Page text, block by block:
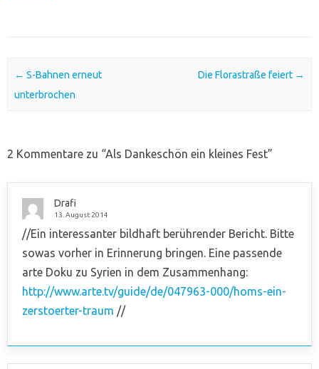
Post navigation
← S-Bahnen erneut
unterbrochen
Die Florastraße feiert →
2 Kommentare zu “Als Dankeschön ein kleines Fest”
Drafi
13. August 2014
//Ein interessanter bildhaft berührender Bericht. Bitte
sowas vorher in Erinnerung bringen. Eine passende
arte Doku zu Syrien in dem Zusammenhang:
http://www.arte.tv/guide/de/047963-000/homs-ein-
zerstoerter-traum //